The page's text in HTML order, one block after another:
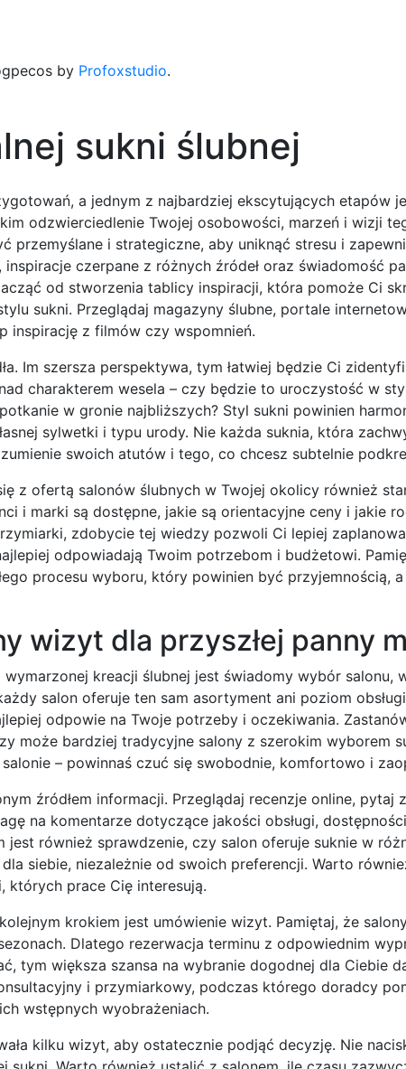
by Profoxstudio.
sukni ślubnej
a jednym z najbardziej ekscytujących etapów
odzwierciedlenie Twojej osobowości, marzeń i wizji
przemyślane i strategiczne, aby uniknąć stresu i
czerpane z różnych źródeł oraz świadomość
od stworzenia tablicy inspiracji, która pomoże Ci
sukni. Przeglądaj magazyny ślubne, portale
inspirację z filmów czy wspomnień.
Im szersza perspektywa, tym łatwiej będzie Ci
charakterem wesela – czy będzie to uroczystość w
w gronie najbliższych? Styl sukni powinien
sylwetki i typu urody. Nie każda suknia, która
swoich atutów i tego, co chcesz subtelnie
z ofertą salonów ślubnych w Twojej okolicy również
i marki są dostępne, jakie są orientacyjne ceny i jakie
zdobycie tej wiedzy pozwoli Ci lepiej
odpowiadają Twoim potrzebom i budżetowi.
procesu wyboru, który powinien być przyjemnością,
wizyt dla przyszłej panny
kreacji ślubnej jest świadomy wybór salonu,
salon oferuje ten sam asortyment ani poziom
odpowie na Twoje potrzeby i oczekiwania.
może bardziej tradycyjne salony z szerokim wyborem
– powinnaś czuć się swobodnie, komfortowo i
źródłem informacji. Przeglądaj recenzje online, pytaj
na komentarze dotyczące jakości obsługi,
jest również sprawdzenie, czy salon oferuje suknie w
siebie, niezależnie od swoich preferencji. Warto
których prace Cię interesują.
krokiem jest umówienie wizyt. Pamiętaj, że
Dlatego rezerwacja terminu z odpowiednim
tym większa szansa na wybranie dogodnej dla Ciebie
i przymiarkowy, podczas którego doradcy
wstępnych wyobrażeniach.
kilku wizyt, aby ostatecznie podjąć decyzję. Nie